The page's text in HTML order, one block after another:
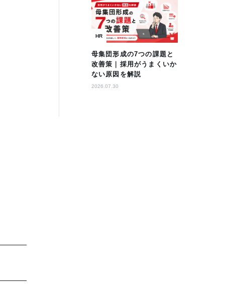
HR
母集団形成の7つの課題と
改善策｜採用がうまくいか
ない原因を解説
2026.07.30